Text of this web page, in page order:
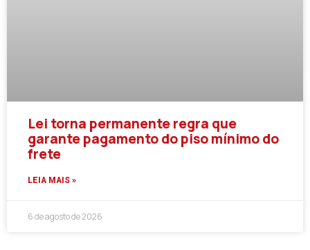
Lei torna permanente regra que
garante pagamento do piso mínimo do
frete
LEIA MAIS »
6 de agosto de 2026